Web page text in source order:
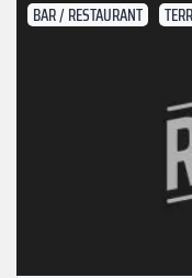
BAR / RESTAURANT